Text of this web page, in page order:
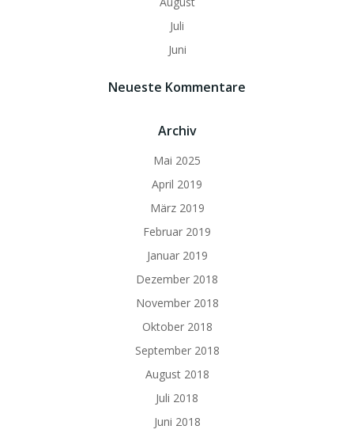
Juli
Juni
Neueste Kommentare
Archiv
Mai 2025
April 2019
März 2019
Februar 2019
Januar 2019
Dezember 2018
November 2018
Oktober 2018
September 2018
August 2018
Juli 2018
Juni 2018